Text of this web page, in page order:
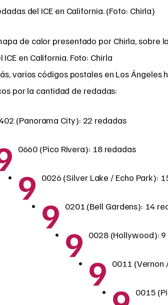
de calor presentado por Chirla, sobre
en California. Foto: Chirla
varios códigos postales en Los
por la cantidad de redadas:
(Panorama City): 22 redadas
0660 (Pico Rivera): 18 redadas
9 0026 (Silver Lake / Echo Park):
9 0201 (Bell Gardens): 14
9 0028 (Hollywood):
9 0011 (Vernon
0015